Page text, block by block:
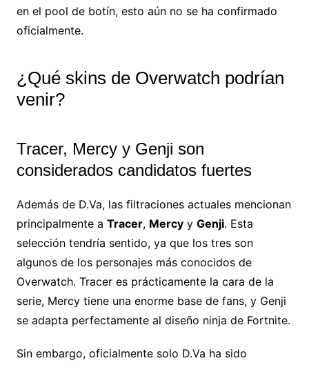
en el pool de botín, esto aún no se ha confirmado
oficialmente.
¿Qué skins de Overwatch podrían
venir?
Tracer, Mercy y Genji son
considerados candidatos fuertes
Además de D.Va, las filtraciones actuales mencionan
principalmente a Tracer, Mercyy Genji. Esta
selección tendría sentido, ya que los tres son
algunos de los personajes más conocidos de
Overwatch. Tracer es prácticamente la cara de la
serie, Mercy tiene una enorme base de fans, y Genji
se adapta perfectamente al diseño ninja de Fortnite.
Sin embargo, oficialmente solo D.Va ha sido